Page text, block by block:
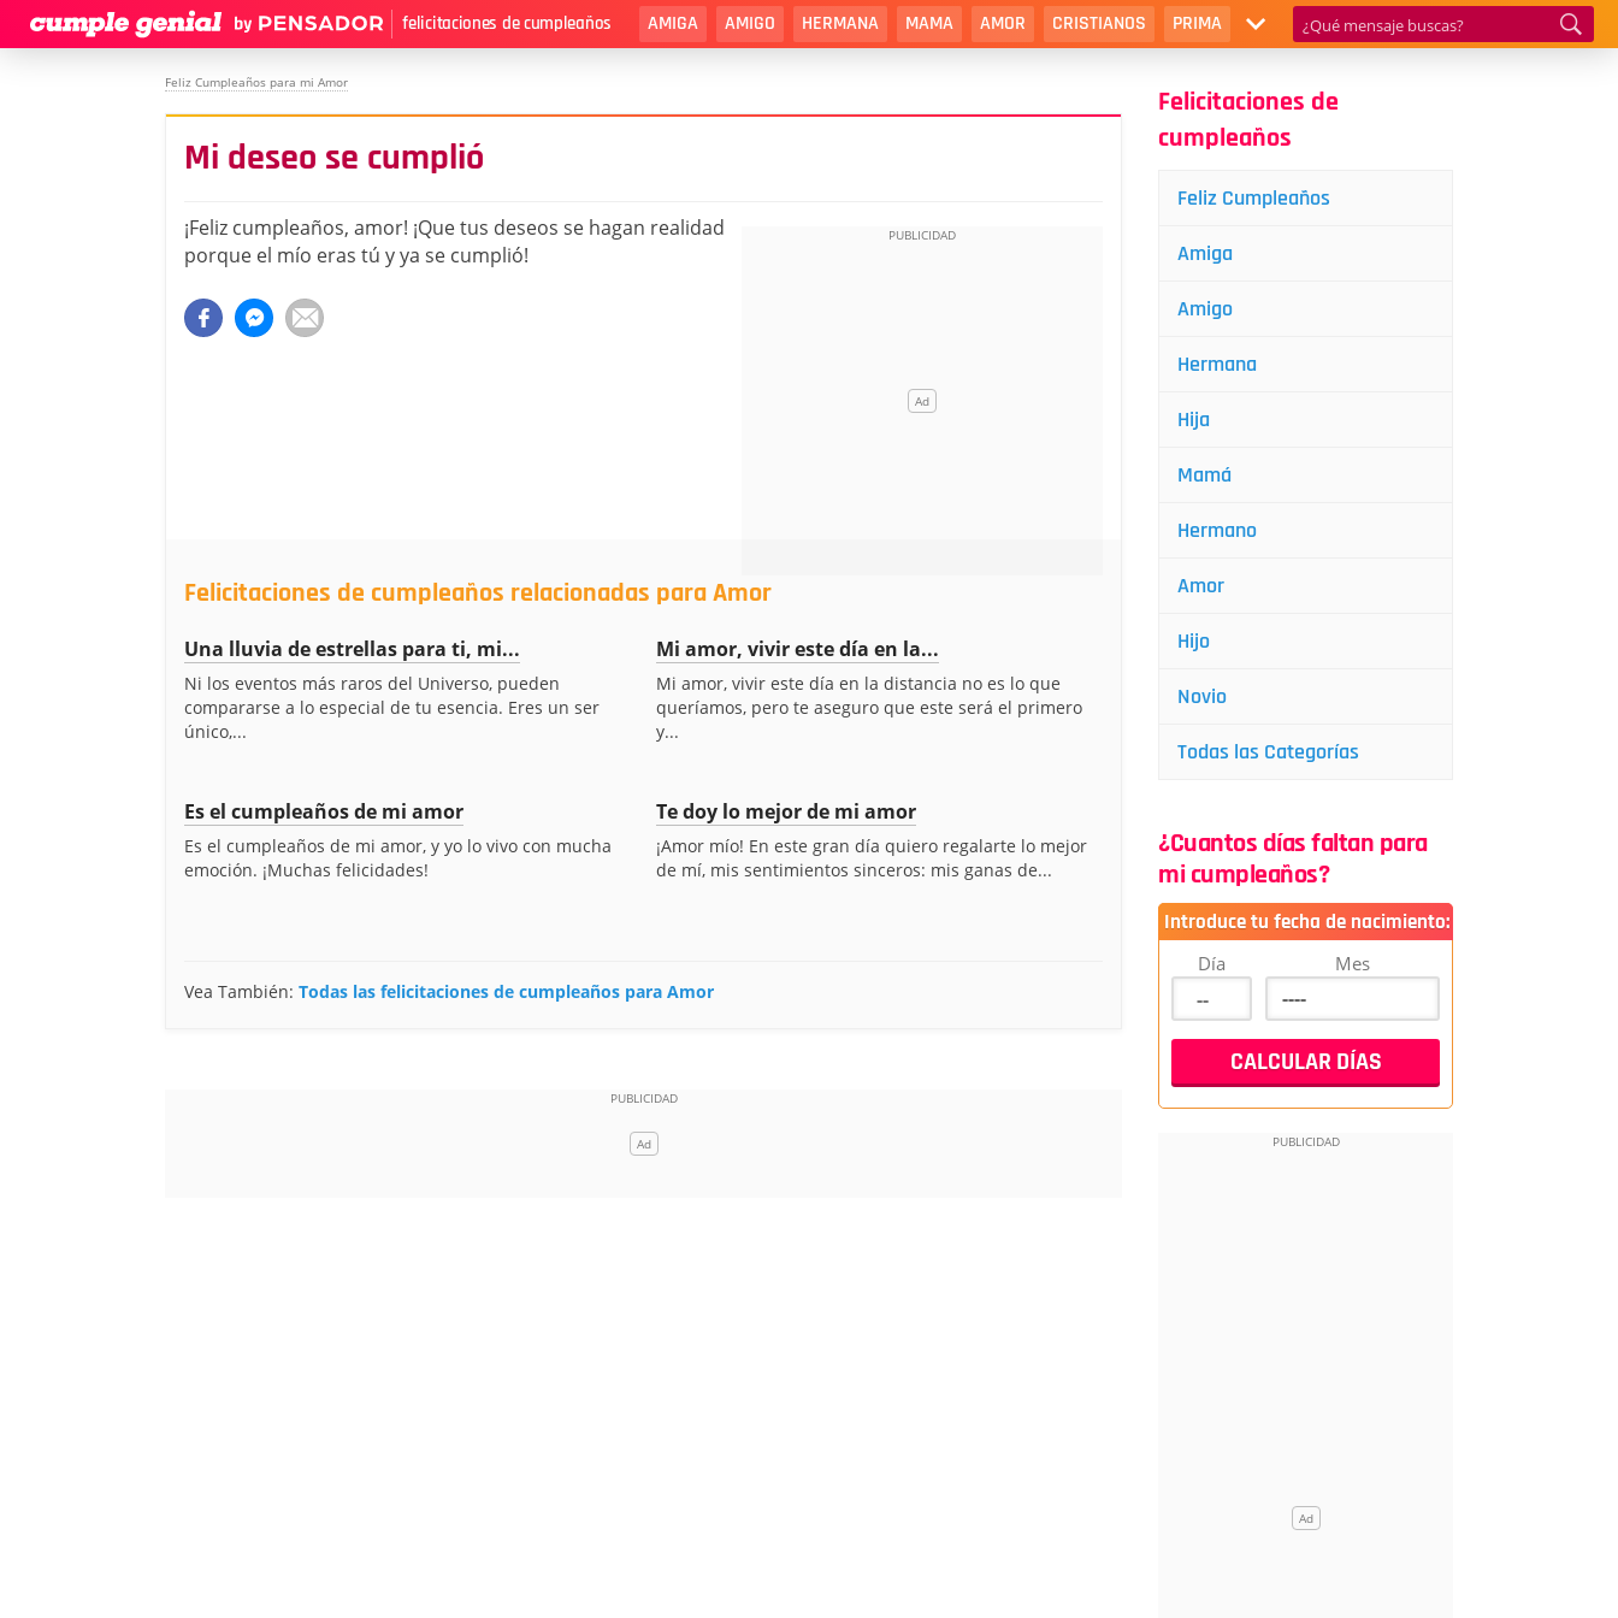
felicitaciones de cumpleaños AMIGA AMIGO HERMANA MAMA AMOR CRISTIANOS PRIMA
Feliz Cumpleaños para mi Amor
Mi deseo se cumplió
¡Feliz cumpleaños, amor! ¡Que tus deseos se hagan realidad
porque el mío eras tú y ya se cumplió!
Felicitaciones de cumpleaños relacionadas para Amor
Una lluvia de estrellas para ti, mi...
Ni los eventos más raros del Universo, pueden
compararse a lo especial de tu esencia. Eres un ser
único,...
Mi amor, vivir este día en la...
Mi amor, vivir este día en la distancia no es lo que
queríamos, pero te aseguro que este será el primero
y...
Es el cumpleaños de mi amor
Es el cumpleaños de mi amor, y yo lo vivo con mucha
emoción. ¡Muchas felicidades!
Te doy lo mejor de mi amor
¡Amor mío! En este gran día quiero regalarte lo mejor
de mí, mis sentimientos sinceros: mis ganas de...
Vea También: Todas las felicitaciones de cumpleaños para Amor
Felicitaciones de
cumpleaños
Feliz Cumpleaños
Amiga
Amigo
Hermana
Hija
Mamá
Hermano
Amor
Hijo
Novio
Todas las Categorías
¿Cuantos días faltan para
mi cumpleaños?
Introduce tu fecha de nacimiento:
Día Mes